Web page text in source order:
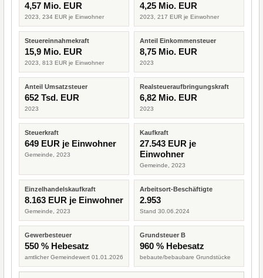
4,57 Mio. EUR
2023, 234 EUR je Einwohner
4,25 Mio. EUR
2023, 217 EUR je Einwohner
Steuereinnahmekraft
15,9 Mio. EUR
2023, 813 EUR je Einwohner
Anteil Einkommensteuer
8,75 Mio. EUR
2023
Anteil Umsatzsteuer
652 Tsd. EUR
2023
Realsteueraufbringungskraft
6,82 Mio. EUR
2023
Steuerkraft
649 EUR je Einwohner
Gemeinde, 2023
Kaufkraft
27.543 EUR je
Einwohner
Gemeinde, 2023
Einzelhandelskaufkraft
8.163 EUR je Einwohner
Gemeinde, 2023
Arbeitsort-Beschäftigte
2.953
Stand 30.06.2024
Gewerbesteuer
550 % Hebesatz
amtlicher Gemeindewert 01.01.2026
Grundsteuer B
960 % Hebesatz
bebaute/bebaubare Grundstücke